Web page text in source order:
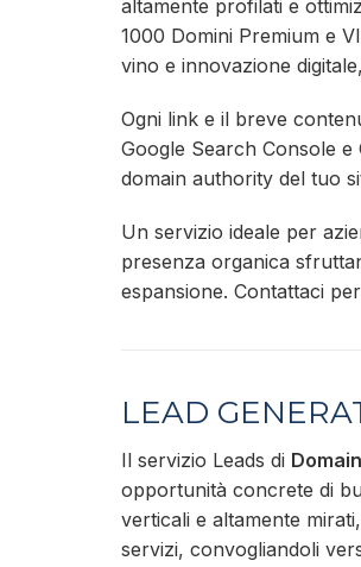
altamente profilati e
1000 Domini Premium e
vino e innovazione
Ogni link e il breve
Google Search Console
domain authority del tuo
Un servizio ideale per
presenza organica
espansione. Contattaci
LEAD
Il servizio Leads di
opportunità concrete di
verticali e altamente
servizi, convogliandoli